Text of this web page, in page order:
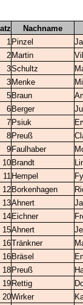
Nachname
1 Pinzel
2 Martin
3Schultz
3 Menke
5 Braun
6 Berger
7 Psiuk
8 Preuß
9 Faulhaber
10 Brandt
11 Hempel
12 Borkenhagen
13Ahnert
14 Eichner
15Ahnert
16Tränkner
16 Bräsel
18 Preuß
19 Rettig
20Wirker